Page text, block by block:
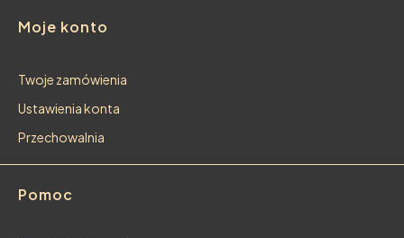
Moje konto
Twoje zamówienia
Ustawienia konta
Przechowalnia
Pomoc